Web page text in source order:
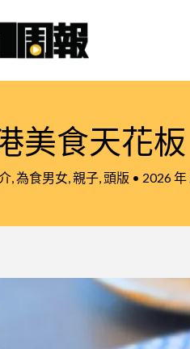
美食天花
為食男女 親子 頭版 • 2026 年